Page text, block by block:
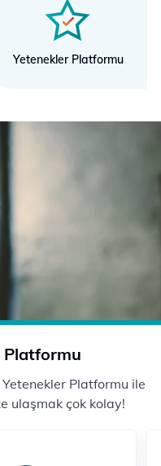
Yetenekler Platformu
Platformu
Platformu ile
ulaşmak çok kolay!